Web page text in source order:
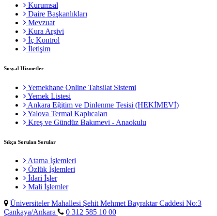
Kurumsal
Daire Başkanlıkları
Mevzuat
Kura Arşivi
İç Kontrol
İletişim
Sosyal Hizmetler
Yemekhane Online Tahsilat Sistemi
Yemek Listesi
Ankara Eğitim ve Dinlenme Tesisi (HEKİMEVİ)
Yalova Termal Kaplıcaları
Kreş ve Gündüz Bakımevi - Anaokulu
Sıkça Sorulan Sorular
Atama İşlemleri
Özlük İşlemleri
İdari İşler
Mali İşlemler
Üniversiteler Mahallesi Şehit Mehmet Bayraktar Caddesi No:3
Çankaya/Ankara
0 312 585 10 00